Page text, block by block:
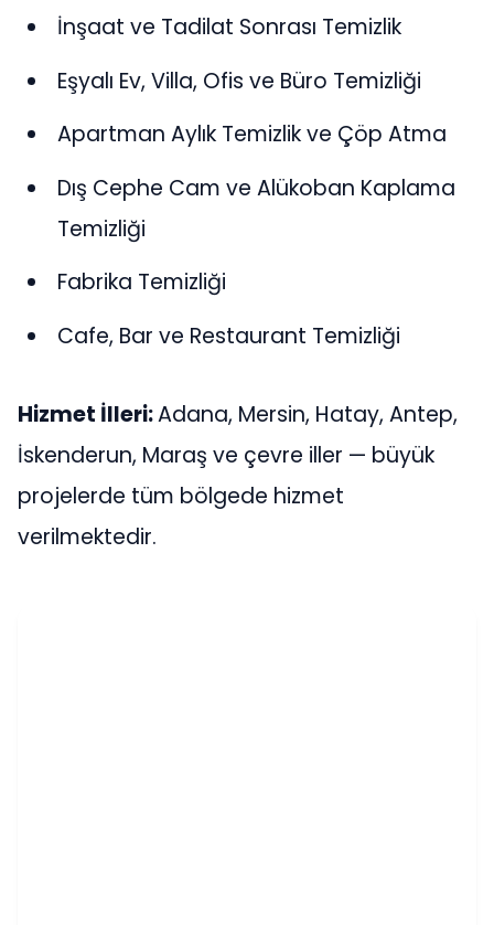
İnşaat ve Tadilat Sonrası Temizlik
Eşyalı Ev, Villa, Ofis ve Büro Temizliği
Apartman Aylık Temizlik ve Çöp Atma
Dış Cephe Cam ve Alükoban Kaplama
Temizliği
Fabrika Temizliği
Cafe, Bar ve Restaurant Temizliği
Hizmet İlleri:Adana, Mersin, Hatay, Antep,
İskenderun, Maraş ve çevre iller — büyük
projelerde tüm bölgede hizmet
verilmektedir.